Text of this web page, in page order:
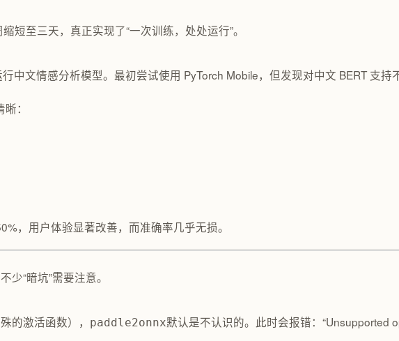
短至三天，真正实现了“一次训练，处处运行”。
中文情感分析模型。最初尝试使用 PyTorch Mobile，但发现对中文 BERT 支持
：
，用户体验显著改善，而准确率几乎无损。
“暗坑”需要注意。
的激活函数）， paddle2onnx默认是不认识的。此时会报错：“Unsupported